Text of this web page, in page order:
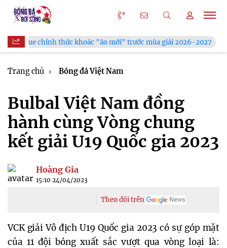
"áo mới" trước mùa giải 2026-2027 Xã Hùng Châu tưng
Trang chủ Bóng đá Việt Nam
Bulbal Việt Nam đồng
hành cùng Vòng chung
kết giải U19 Quốc gia 2023
Hoàng Gia
15:10 24/04/2023
Theo dõi trên
VCK giải Vô địch U19 Quốc gia 2023 có sự góp mặt
của 11 đội bóng xuất sắc vượt qua vòng loại là: